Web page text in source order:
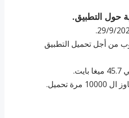
حول التطبيق.
من أجل تحميل التطبيق